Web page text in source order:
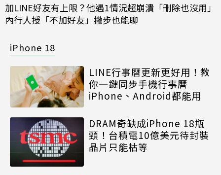
加LINE好友有上限？他遇1情況超崩潰「刪除也沒用」
內行人授「不加好友」撇步也能聊
iPhone 18
LINE行事曆更新更好用！教
你一鍵同步手機行事曆
iPhone、Android都能用
DRAM奇缺成iPhone 18瓶
頸！台積電10億美元待封裝
晶片只能枯等